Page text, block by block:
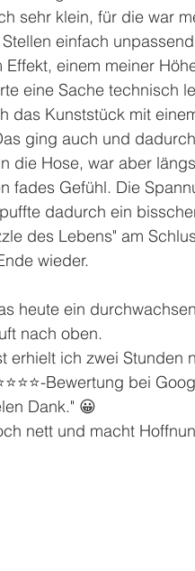
sehr klein, für die war
einfach
Effekt, einem meiner
eine Sache technisch
das Kunststück mit
ging auch und
die Hose, war aber
fades Gefühl. Die
dadurch ein
des Lebens" am
wieder.
heute ein
nach oben.
erhielt ich zwei Stunden
Bewertung bei
Dank." 😀
nett und macht